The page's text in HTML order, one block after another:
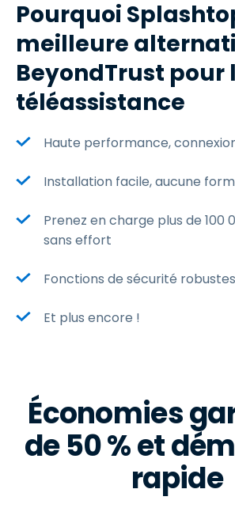
Pourquoi
meilleure
BeyondTrust pour
téléassistance
Haute performance,
Installation facile, aucune
Prenez en charge plus de 100
sans effort
Fonctions de sécurité robustes
Et plus encore !
Économies
de 50 % et
rapide